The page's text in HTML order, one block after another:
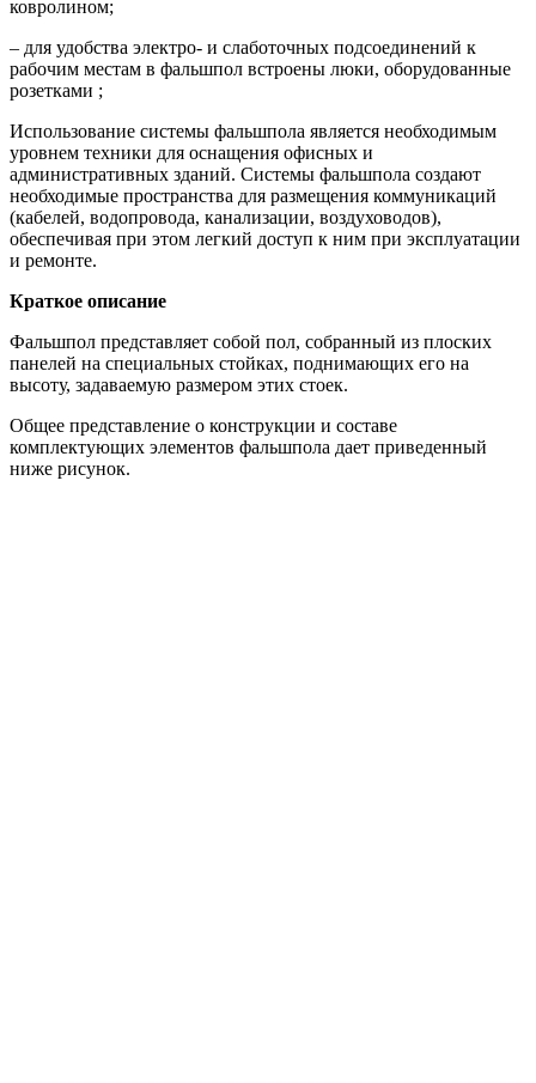
ковролином;
– для удобства электро- и слаботочных подсоединений к
рабочим местам в фальшпол встроены люки, оборудованные
розетками ;
Использование системы фальшпола является необходимым
уровнем техники для оснащения офисных и
административных зданий. Системы фальшпола создают
необходимые пространства для размещения коммуникаций
(кабелей, водопровода, канализации, воздуховодов),
обеспечивая при этом легкий доступ к ним при эксплуатации
и ремонте.
Краткое описание
Фальшпол представляет собой пол, собранный из плоских
панелей на специальных стойках, поднимающих его на
высоту, задаваемую размером этих стоек.
Общее представление о конструкции и составе
комплектующих элементов фальшпола дает приведенный
ниже рисунок.